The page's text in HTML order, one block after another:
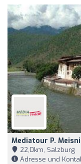
Mediatour P.
22,0km, Salzburg
Adresse und